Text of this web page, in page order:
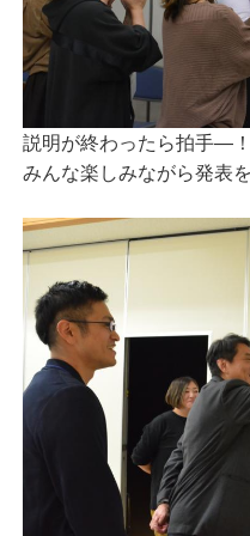
説明が終わったら拍手―！
みんな楽しみながら発表